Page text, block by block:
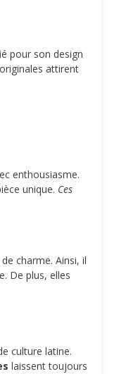
pour son design
attirent
enthousiasme.
unique. Ces
charme. Ainsi, il
De plus, elles
culture latine.
laissent toujours